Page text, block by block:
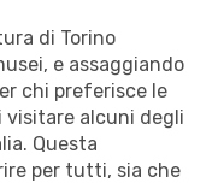
di Torino
e assaggiando
chi preferisce le
alcuni degli
Questa
per tutti, sia che